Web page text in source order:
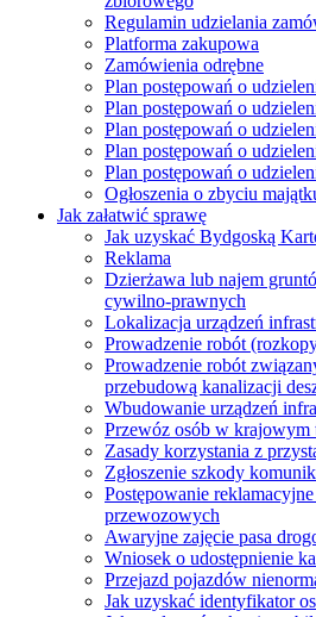
Regulamin udzielania
Platforma zakupowa
Zamówienia odrębne
Plan postępowań o
Plan postępowań o
Plan postępowań o
Plan postępowań o
Plan postępowań o
Ogłoszenia o zbyciu
Jak załatwić sprawę
Jak uzyskać Bydgoską
Reklama
Dzierżawa lub najem
cywilno-prawnych
Lokalizacja urządzeń
Prowadzenie robót
Prowadzenie robót
przebudową kanalizacji
Wbudowanie urządzeń
Przewóz osób w krajowym
Zasady korzystania z
Zgłoszenie szkody
Postępowanie
przewozowych
Awaryjne zajęcie pasa
Wniosek o udostępnienie
Przejazd pojazdów
Jak uzyskać identyfikator